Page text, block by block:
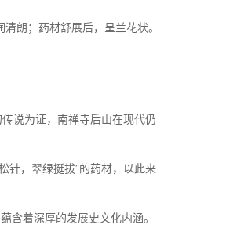
朗；药材舒展后，呈兰花状。
说为证，南禅寺后山在现代仍
针，翠绿挺拔”的药材，以此来
含着深厚的发展史文化内涵。